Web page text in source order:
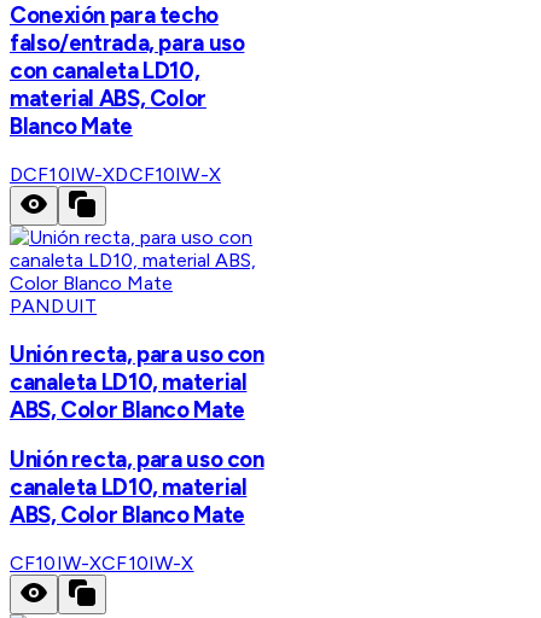
Conexión para techo
falso/entrada, para uso
con canaleta LD10,
material ABS, Color
Blanco Mate
DCF10IW-XDCF10IW-X
PANDUIT
Unión recta, para uso con
canaleta LD10, material
ABS, Color Blanco Mate
Unión recta, para uso con
canaleta LD10, material
ABS, Color Blanco Mate
CF10IW-XCF10IW-X